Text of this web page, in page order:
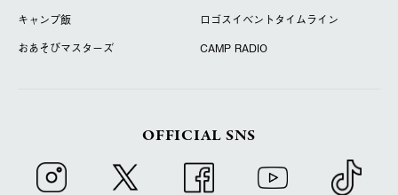
キャンプ飯
ロゴスイベントタイムライン
おあそびマスターズ
CAMP RADIO
OFFICIAL SNS